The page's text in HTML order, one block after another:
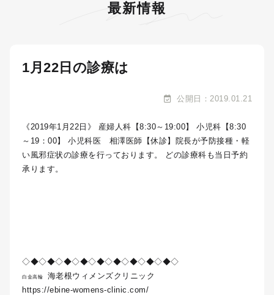
最新情報
1月22日の診療は
公開日：2019.01.21
《2019年1月22日》 産婦人科【8:30～19:00】 小児科【8:30
～19：00】 小児科医 相澤医師【休診】院長が予防接種・軽
い風邪症状の診療を行っております。 どの診療科も当日予約
承ります。
◇◆◇◆◇◆◇◆◇◆◇◆◇◆◇◆◇◆◇
白金高輪
海老根ウィメンズクリニック
https://ebine-womens-clinic.com/